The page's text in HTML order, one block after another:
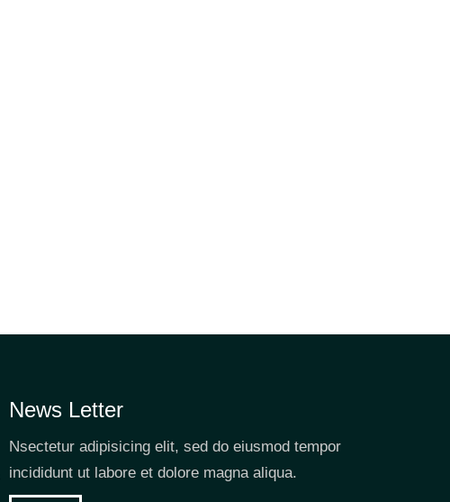
News Letter
Nsectetur adipisicing elit, sed do eiusmod tempor
incididunt ut labore et dolore magna aliqua.